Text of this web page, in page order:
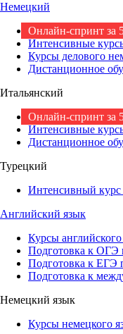
Немецкий
Онлайн-спринт за
Интенсивные
Курсы делового
Дистанционное
Итальянский
Онлайн-спринт за
Интенсивные
Дистанционное
Турецкий
Интенсивный курс
Английский язык
Курсы английского
Подготовка к ОГЭ
Подготовка к ЕГЭ
Подготовка к
Немецкий язык
Курсы немецкого